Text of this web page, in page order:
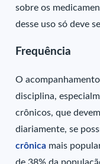
sobre os
desse uso só deve
Frequência
O
disciplina,
crônicos, que
diariamente, se
crônica mais
de 38% da